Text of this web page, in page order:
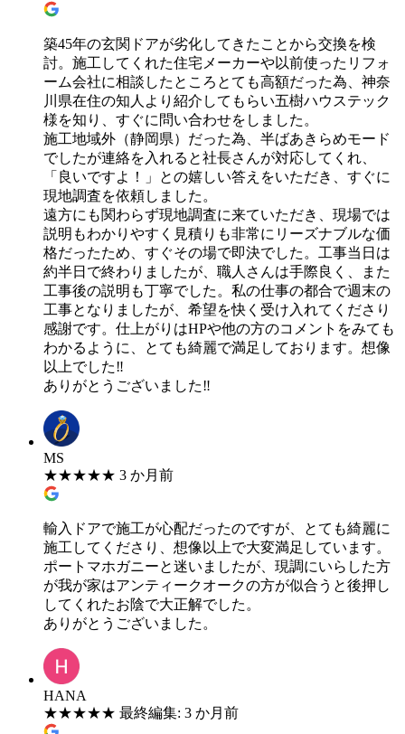
築45年の玄関ドアが劣化してきたことから交換を検
討。施工してくれた住宅メーカーや以前使ったリフォ
ーム会社に相談したところとても高額だった為、神奈
川県在住の知人より紹介してもらい五樹ハウステック
様を知り、すぐに問い合わせをしました。
施工地域外（静岡県）だった為、半ばあきらめモード
でしたが連絡を入れると社長さんが対応してくれ、
「良いですよ！」との嬉しい答えをいただき、すぐに
現地調査を依頼しました。
遠方にも関わらず現地調査に来ていただき、現場では
説明もわかりやすく見積りも非常にリーズナブルな価
格だったため、すぐその場で即決でした。工事当日は
約半日で終わりましたが、職人さんは手際良く、また
工事後の説明も丁寧でした。私の仕事の都合で週末の
工事となりましたが、希望を快く受け入れてくださり
感謝です。仕上がりはHPや他の方のコメントをみても
わかるように、とても綺麗で満足しております。想像
以上でした‼
ありがとうございました‼
MS
★★★★★ 3 か月前
輸入ドアで施工が心配だったのですが、とても綺麗に
施工してくださり、想像以上で大変満足しています。
ポートマホガニーと迷いましたが、現調にいらした方
が我が家はアンティークオークの方が似合うと後押し
してくれたお陰で大正解でした。
ありがとうございました。
HANA
★★★★★ 最終編集: 3 か月前